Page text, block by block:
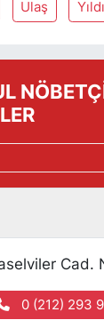
Ulaş
Cad.
0 (212) 293